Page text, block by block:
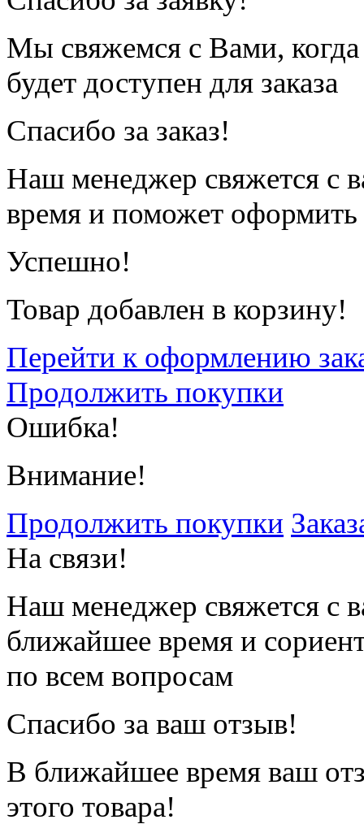
Мы свяжемся с Вами, когда
будет доступен для заказа
Спасибо за заказ!
Наш менеджер свяжется с
время и поможет оформить
Успешно!
Товар добавлен в корзину!
Перейти к оформлению
Продолжить покупки
Ошибка!
Внимание!
Продолжить покупки
На связи!
Наш менеджер свяжется с
ближайшее время и
по всем вопросам
Спасибо за ваш отзыв!
В ближайшее время ваш
этого товара!